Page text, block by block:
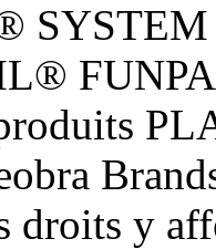
droits y